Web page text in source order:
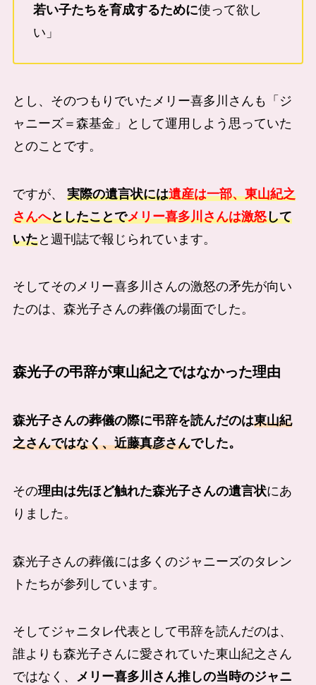
若い子たちを育成するために使って欲し
い」
とし、そのつもりでいたメリー喜多川さんも「ジ
ャニーズ＝森基金」として運用しよう思っていた
とのことです。
ですが、 実際の遺言状には遺産は一部、東山紀之
さんへとしたことでメリー喜多川さんは激怒して
いたと週刊誌で報じられています。
そしてそのメリー喜多川さんの激怒の矛先が向い
たのは、森光子さんの葬儀の場面でした。
森光子の弔辞が東山紀之ではなかった理由
森光子さんの葬儀の際に弔辞を読んだのは東山紀
之さんではなく、近藤真彦さんでした。
その理由は先ほど触れた森光子さんの遺言状にあ
りました。
森光子さんの葬儀には多くのジャニーズのタレン
トたちが参列しています。
そしてジャニタレ代表として弔辞を読んだのは、
誰よりも森光子さんに愛されていた東山紀之さん
ではなく、 メリー喜多川さん推しの当時のジャニ